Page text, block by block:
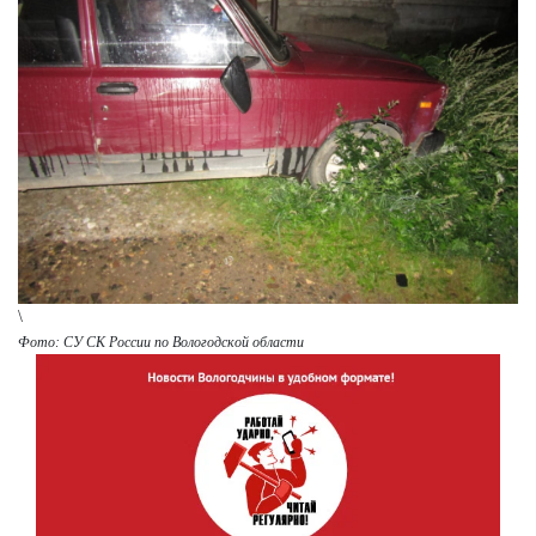
\
Фото: СУ СК России по Вологодской области